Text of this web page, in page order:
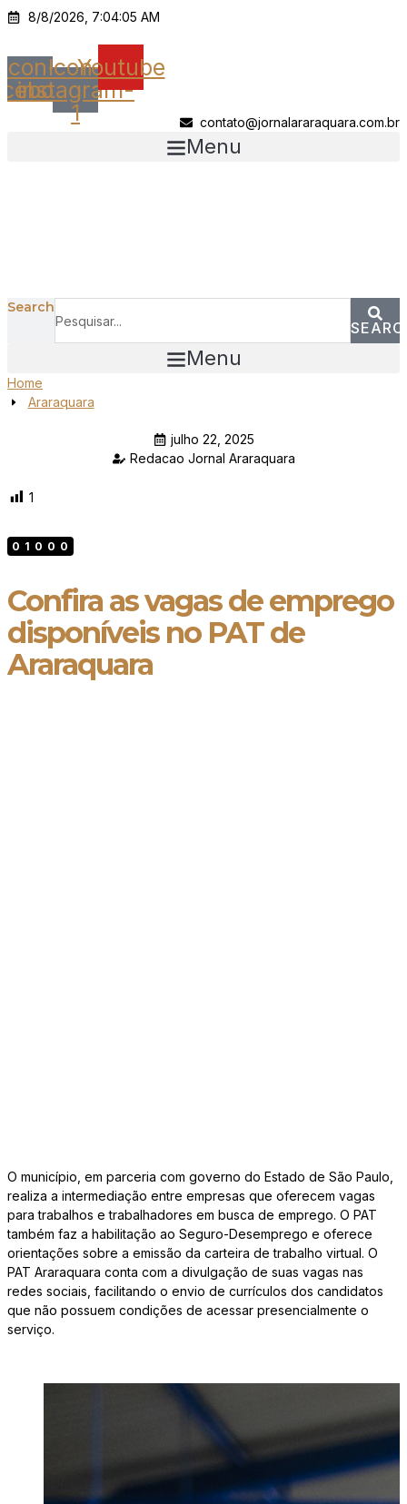
Ir
o
conteúdo
8/8/2026, 7:04:05 AM
Icon-Icon-
instagram-
1
Youtube
contato@jornalararaquara.com.br
Menu
Search
Menu
Home
Araraquara
julho 22, 2025
Redacao Jornal Araraquara
1
01000
Confira as vagas de emprego
disponíveis no PAT de
Araraquara
O município, em parceria com governo do Estado de São Paulo,
realiza a intermediação entre empresas que oferecem vagas
para trabalhos e trabalhadores em busca de emprego. O PAT
também faz a habilitação ao Seguro-Desemprego e oferece
orientações sobre a emissão da carteira de trabalho virtual. O
PAT Araraquara conta com a divulgação de suas vagas nas
redes sociais, facilitando o envio de currículos dos candidatos
que não possuem condições de acessar presencialmente o
serviço.